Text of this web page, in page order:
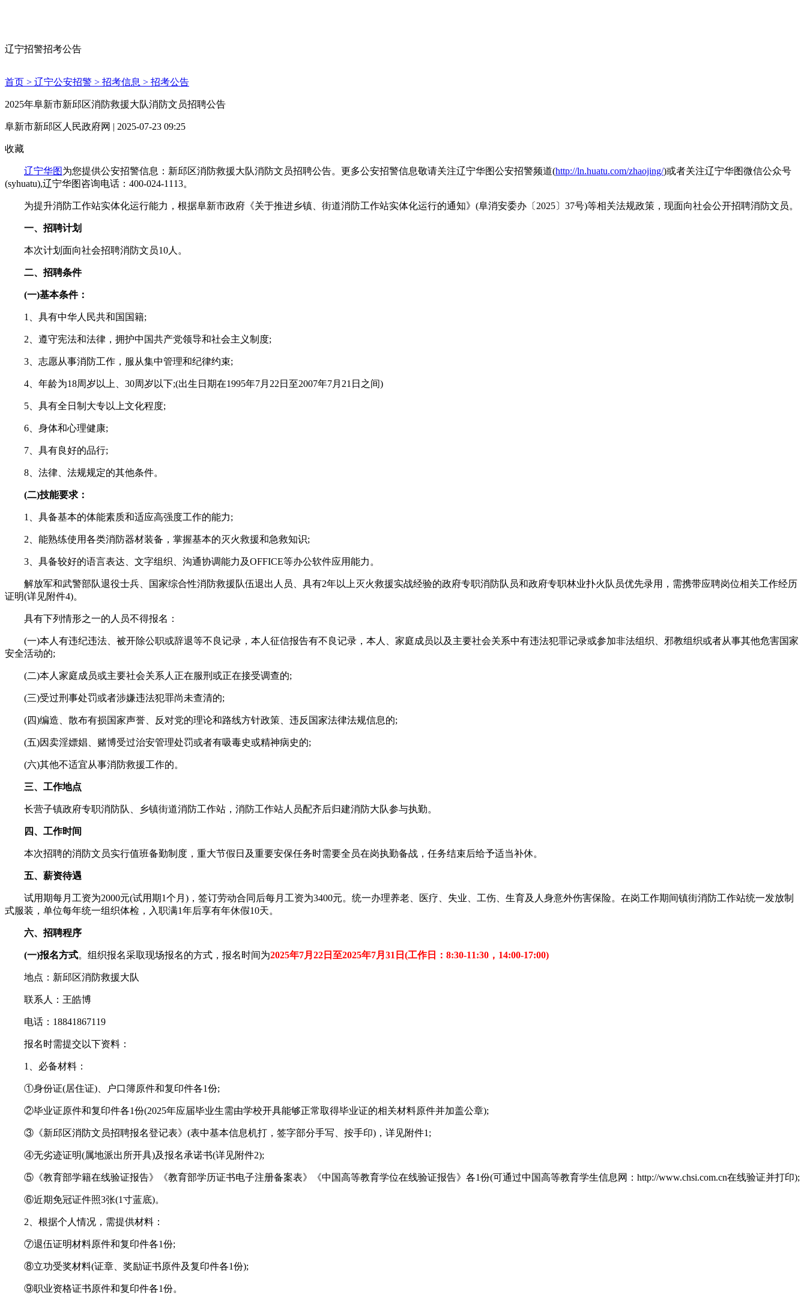
辽宁招警招考公告
首页 > 辽宁公安招警 > 招考信息 > 招考公告
2025年阜新市新邱区消防救援大队消防文员招聘公告
阜新市新邱区人民政府网 | 2025-07-23 09:25
收藏
辽宁华图为您提供公安招警信息：新邱区消防救援大队消防文员招聘公告。更多公安招警信息敬请关注辽宁华图公安招警频道(http://ln.huatu.com/zhaojing/)或者关注辽宁华图微信公众号
(syhuatu),辽宁华图咨询电话：400-024-1113。
为提升消防工作站实体化运行能力，根据阜新市政府《关于推进乡镇、街道消防工作站实体化运行的通知》(阜消安委办〔2025〕37号)等相关法规政策，现面向社会公开招聘消防文员。
一、招聘计划
本次计划面向社会招聘消防文员10人。
二、招聘条件
(一)基本条件：
1、具有中华人民共和国国籍;
2、遵守宪法和法律，拥护中国共产党领导和社会主义制度;
3、志愿从事消防工作，服从集中管理和纪律约束;
4、年龄为18周岁以上、30周岁以下;(出生日期在1995年7月22日至2007年7月21日之间)
5、具有全日制大专以上文化程度;
6、身体和心理健康;
7、具有良好的品行;
8、法律、法规规定的其他条件。
(二)技能要求：
1、具备基本的体能素质和适应高强度工作的能力;
2、能熟练使用各类消防器材装备，掌握基本的灭火救援和急救知识;
3、具备较好的语言表达、文字组织、沟通协调能力及OFFICE等办公软件应用能力。
解放军和武警部队退役士兵、国家综合性消防救援队伍退出人员、具有2年以上灭火救援实战经验的政府专职消防队员和政府专职林业扑火队员优先录用，需携带应聘岗位相关工作经历
证明(详见附件4)。
具有下列情形之一的人员不得报名：
(一)本人有违纪违法、被开除公职或辞退等不良记录，本人征信报告有不良记录，本人、家庭成员以及主要社会关系中有违法犯罪记录或参加非法组织、邪教组织或者从事其他危害国家
安全活动的;
(二)本人家庭成员或主要社会关系人正在服刑或正在接受调查的;
(三)受过刑事处罚或者涉嫌违法犯罪尚未查清的;
(四)编造、散布有损国家声誉、反对党的理论和路线方针政策、违反国家法律法规信息的;
(五)因卖淫嫖娼、赌博受过治安管理处罚或者有吸毒史或精神病史的;
(六)其他不适宜从事消防救援工作的。
三、工作地点
长营子镇政府专职消防队、乡镇街道消防工作站，消防工作站人员配齐后归建消防大队参与执勤。
四、工作时间
本次招聘的消防文员实行值班备勤制度，重大节假日及重要安保任务时需要全员在岗执勤备战，任务结束后给予适当补休。
五、薪资待遇
试用期每月工资为2000元(试用期1个月)，签订劳动合同后每月工资为3400元。统一办理养老、医疗、失业、工伤、生育及人身意外伤害保险。在岗工作期间镇街消防工作站统一发放制
式服装，单位每年统一组织体检，入职满1年后享有年休假10天。
六、招聘程序
(一)报名方式。组织报名采取现场报名的方式，报名时间为2025年7月22日至2025年7月31日(工作日：8:30-11:30，14:00-17:00)
地点：新邱区消防救援大队
联系人：王皓博
电话：18841867119
报名时需提交以下资料：
1、必备材料：
①身份证(居住证)、户口簿原件和复印件各1份;
②毕业证原件和复印件各1份(2025年应届毕业生需由学校开具能够正常取得毕业证的相关材料原件并加盖公章);
③《新邱区消防文员招聘报名登记表》(表中基本信息机打，签字部分手写、按手印)，详见附件1;
④无劣迹证明(属地派出所开具)及报名承诺书(详见附件2);
⑤《教育部学籍在线验证报告》《教育部学历证书电子注册备案表》《中国高等教育学位在线验证报告》各1份(可通过中国高等教育学生信息网：http://www.chsi.com.cn在线验证并打印);
⑥近期免冠证件照3张(1寸蓝底)。
2、根据个人情况，需提供材料：
⑦退伍证明材料原件和复印件各1份;
⑧立功受奖材料(证章、奖励证书原件及复印件各1份);
⑨职业资格证书原件和复印件各1份。